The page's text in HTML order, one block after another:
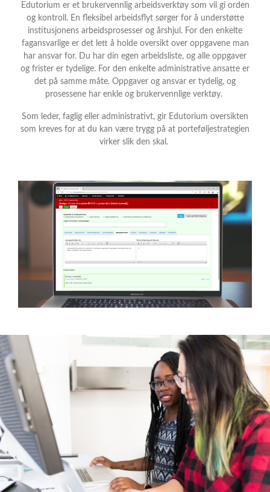
Edutorium er et brukervennlig arbeidsverktøy som vil gi orden
og kontroll. En fleksibel arbeidsflyt sørger for å understøtte
institusjonens arbeidsprosesser og årshjul. For den enkelte
fagansvarlige er det lett å holde oversikt over oppgavene man
har ansvar for. Du har din egen arbeidsliste, og alle oppgaver
og frister er tydelige. For den enkelte administrative ansatte er
det på samme måte. Oppgaver og ansvar er tydelig, og
prosessene har enkle og brukervennlige verktøy.
Som leder, faglig eller administrativt, gir Edutorium oversikten
som kreves for at du kan være trygg på at porteføljestrategien
virker slik den skal.